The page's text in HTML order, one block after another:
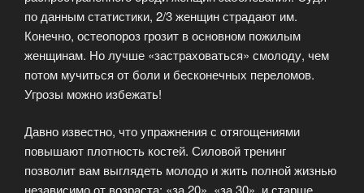
по данным статистики, 2/3 женщин страдают им.
Конечно, остеопороз грозит в основном пожилым
женщинам. Но лучше «застраховаться» смолоду, чем
потом мучиться от боли и бесконечных переломов.
Угрозы можно избежать!
Давно известно, что упражнения с отягощениями
повышают плотность костей. Силовой тренинг
позволит вам выглядеть молодо и жить полной жизнью
независимо от возраста: «за 20», «за 30», и старше.